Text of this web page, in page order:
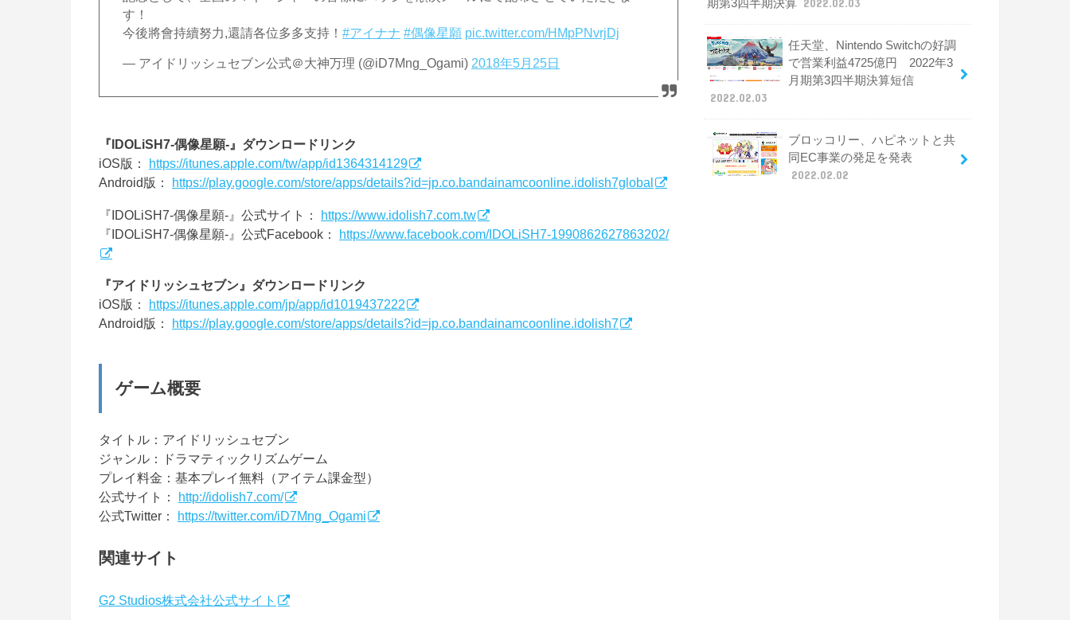
す！
今後將會持續努力,還請各位多多支持！#アイナナ #偶像星願 pic.twitter.com/HMpPNvrjDj
— アイドリッシュセブン公式＠大神万理 (@iD7Mng_Ogami) 2018年5月25日
『IDOLiSH7-偶像星願-』ダウンロードリンク
iOS版：
https://itunes.apple.com/tw/app/id1364314129
Android版：
https://play.google.com/store/apps/details?id=jp.co.bandainamcoonline.idolish7global
『IDOLiSH7-偶像星願-』公式サイト： https://www.idolish7.com.tw
『IDOLiSH7-偶像星願-』公式Facebook： https://www.facebook.com/IDOLiSH7-1990862627863202/
『アイドリッシュセブン』ダウンロードリンク
iOS版：
https://itunes.apple.com/jp/app/id1019437222
Android版：
https://play.google.com/store/apps/details?id=jp.co.bandainamcoonline.idolish7
ゲーム概要
タイトル：アイドリッシュセブン
ジャンル：ドラマティックリズムゲーム
プレイ料金：基本プレイ無料（アイテム課金型）
公式サイト： http://idolish7.com/
公式Twitter： https://twitter.com/iD7Mng_Ogami
関連サイト
G2 Studios株式会社公式サイト
期第3四半期決算 2022.02.03
任天堂、Nintendo Switchの好調
で営業利益4725億円 2022年3
月期第3四半期決算短信
2022.02.03
ブロッコリー、ハピネットと共
同EC事業の発足を発表
2022.02.02